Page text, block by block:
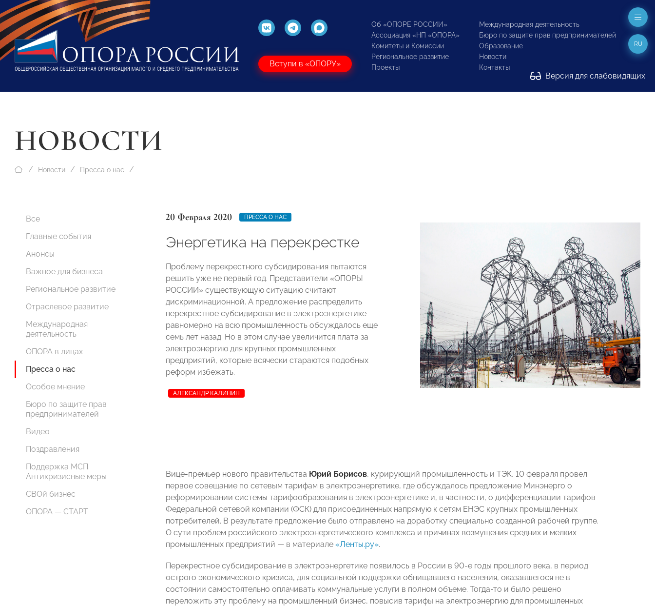
Вступи в «ОПОРУ»
Об «ОПОРЕ РОССИИ»
Ассоциация «НП «ОПОРА»
Комитеты и Комиссии
Региональное развитие
Проекты
Международная деятельность
Бюро по защите прав предпринимателей
Образование
Новости
Контакты
Версия для слабовидящих
RU
НОВОСТИ
Новости Пресса о нас
Все
Главные события
Анонсы
Важное для бизнеса
Региональное развитие
Отраслевое развитие
Международная
деятельность
ОПОРА в лицах
Пресса о нас
Особое мнение
Бюро по защите прав
предпринимателей
Видео
Поздравления
Поддержка МСП.
Антикризисные меры
СВОй бизнес
ОПОРА — СТАРТ
20 Февраля 2020 ПРЕССА О НАС
Энергетика на перекрестке
Проблему перекрестного субсидирования пытаются
решить уже не первый год. Представители «ОПОРЫ
РОССИИ» существующую ситуацию считают
дискриминационной. А предложение распределить
перекрестное субсидирование в электроэнергетике
равномерно на всю промышленность обсуждалось еще
семь лет назад. Но в этом случае увеличится плата за
электроэнергию для крупных промышленных
предприятий, которые всячески стараются подобных
реформ избежать.
АЛЕКСАНДР КАЛИНИН
Вице-премьер нового правительства Юрий Борисов, курирующий промышленность и ТЭК, 10 февраля провел
первое совещание по сетевым тарифам в электроэнергетике, где обсуждалось предложение Минэнерго о
реформировании системы тарифообразования в электроэнергетике и, в частности, о дифференциации тарифов
Федеральной сетевой компании (ФСК) для присоединенных напрямую к сетям ЕНЭС крупных промышленных
потребителей. В результате предложение было отправлено на доработку специально созданной рабочей группе.
О сути проблем российского электроэнергетического комплекса и причинах возмущения средних и мелких
промышленных предприятий — в материале «Ленты.ру».
Перекрестное субсидирование в электроэнергетике появилось в России в 90-е годы прошлого века, в период
острого экономического кризиса, для социальной поддержки обнищавшего населения, оказавшегося не в
состоянии самостоятельно оплачивать коммунальные услуги в полном объеме. Тогда-то и было решено
переложить эту проблему на промышленный бизнес, повысив тарифы на электроэнергию для промышленных